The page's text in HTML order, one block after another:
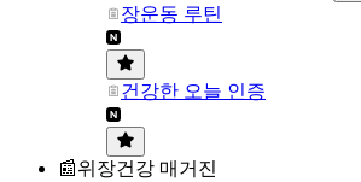
장운동 루틴
건강한 오늘 인증
📰위장건강 매거진